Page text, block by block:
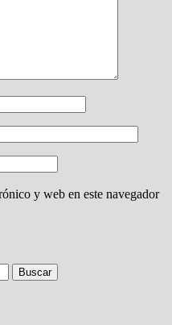
y web en este navegador